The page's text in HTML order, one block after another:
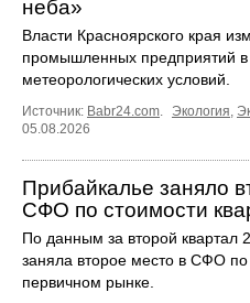
неба»
Власти Красноярского края
промышленных предприятий
метеорологических условий.
Источник: Babr24.com. Экология,
05.08.2026
Прибайкалье заняло
СФО по стоимости
По данным за второй квартал
заняла второе место в СФО
первичном рынке.